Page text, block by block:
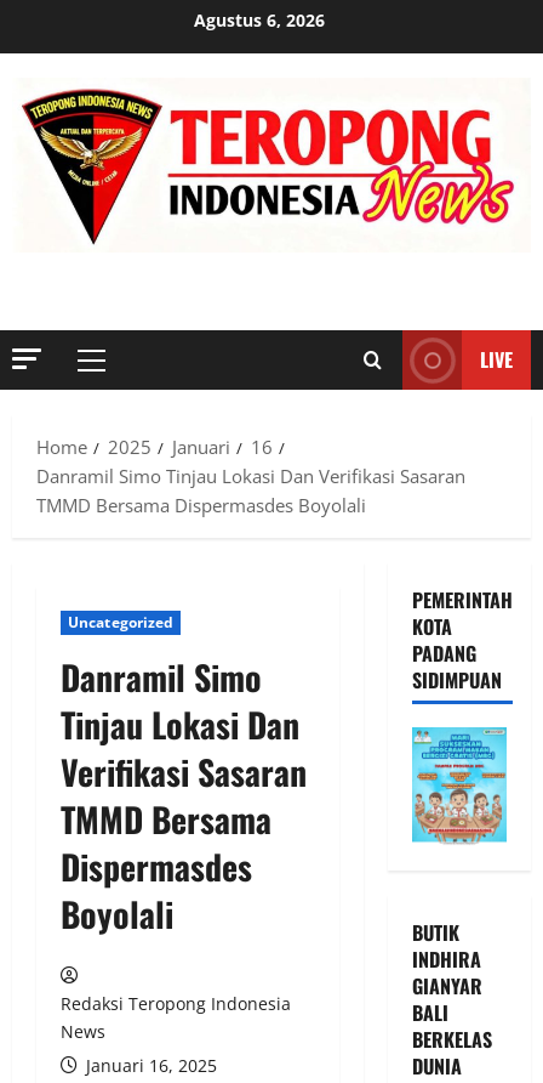
Agustus 6, 2026
Primary
LIVE
Home 2025 Januari
16
Danramil Simo Tinjau Lokasi Dan Verifikasi Sasaran
TMMD Bersama Dispermasdes Boyolali
Uncategorized
Danramil Simo
Tinjau Lokasi Dan
Verifikasi Sasaran
TMMD Bersama
Dispermasdes
Boyolali
Redaksi Teropong Indonesia
News
Januari 16, 2025
PEMERINTAH
KOTA
PADANG
SIDIMPUAN
BUTIK
INDHIRA
GIANYAR
BALI
BERKELAS
DUNIA